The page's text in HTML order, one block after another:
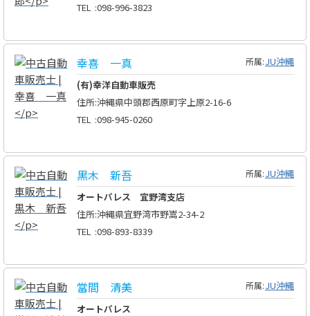
TEL :098-996-3823
幸喜 一真 所属:JU沖縄
(有)幸洋自動車販売
住所:沖縄県中頭郡西原町字上原2-16-6
TEL :098-945-0260
黒木 新吾 所属:JU沖縄
オートパレス 宜野湾支店
住所:沖縄県宜野湾市野嵩2-34-2
TEL :098-893-8339
當間 清美 所属:JU沖縄
オートパレス